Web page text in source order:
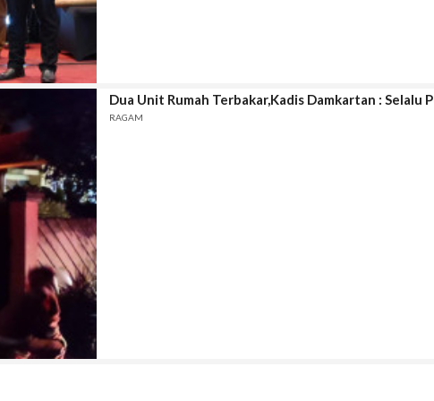
Dua Unit Rumah Terbakar,Kadis Damkartan :
RAGAM